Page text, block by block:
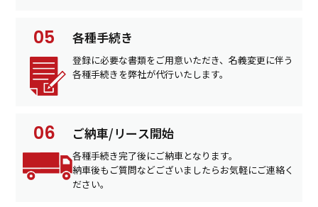
各種手続き
登録に必要な書類をご用意いただき、名義変更に伴う
各種手続きを弊社が代行いたします。
ご納車/リース開始
各種手続き完了後にご納車となります。
納車後もご質問などございましたらお気軽にご連絡く
ださい。